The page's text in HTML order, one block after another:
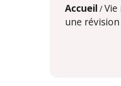
Accueil /
une